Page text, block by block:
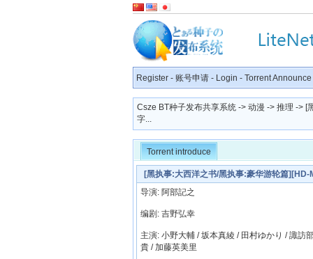
Register - 账号申请 - Login - Torrent Announce
Csze BT种子发布共享系统 -> 动漫 -> 推理 -> [
字...
Torrent introduce
[黑执事:大西洋之书/黑执事:豪华游轮篇
导演: 阿部記之
编剧: 吉野弘幸
主演: 小野大輔 / 坂本真綾 / 田村ゆかり / 諏訪
貴 / 加藤英美里